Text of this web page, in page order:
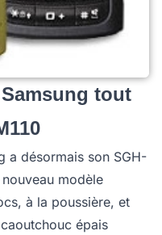
tout
a désormais son SGH-
modèle
à la poussière, et
épais